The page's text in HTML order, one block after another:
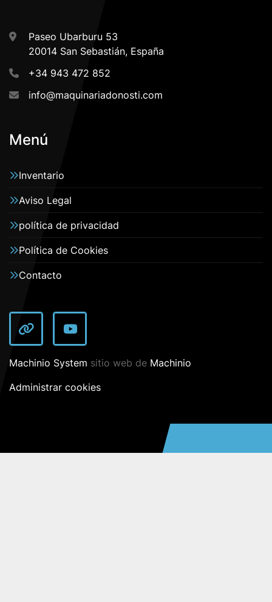
Paseo Ubarburu 53
20014 San Sebastián, España
+34 943 472 852
info@maquinariadonosti.com
Menú
Inventario
Aviso Legal
política de privacidad
Política de Cookies
Contacto
other youtube
Machinio System sitio web de Machinio
Administrar cookies